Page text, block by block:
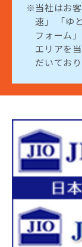
当社はお
速」 「ゆ
フォーム
エリアを
だいており